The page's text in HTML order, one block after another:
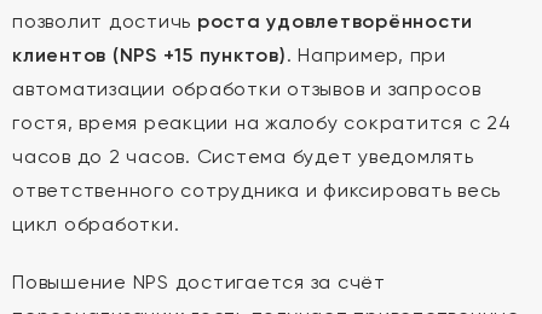
позволит достичь роста удовлетворённости
клиентов (NPS +15 пунктов). Например, при
автоматизации обработки отзывов и запросов
гостя, время реакции на жалобу сократится с 24
часов до 2 часов. Система будет уведомлять
ответственного сотрудника и фиксировать весь
цикл обработки.
Повышение NPS достигается за счёт